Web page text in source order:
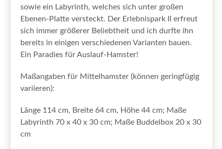
sowie ein Labyrinth, welches sich unter großen
Ebenen-Platte versteckt. Der Erlebnispark II erfreut
sich immer größerer Beliebtheit und ich durfte ihn
bereits in einigen verschiedenen Varianten bauen.
Ein Paradies für Auslauf-Hamster!
Maßangaben für Mittelhamster (können geringfügig
variieren):
Länge 114 cm, Breite 64 cm, Höhe 44 cm; Maße
Labyrinth 70 x 40 x 30 cm; Maße Buddelbox 20 x 30
cm